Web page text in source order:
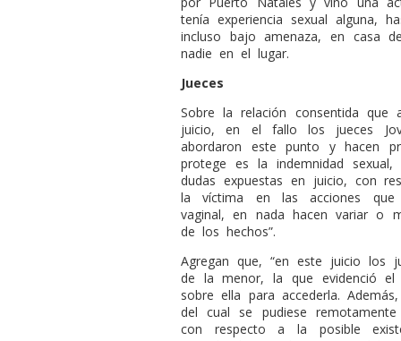
tenía experiencia sexual alguna,
incluso bajo amenaza, en casa
nadie en el lugar.
Jueces
Sobre la relación consentida
juicio, en el fallo los jueces
abordaron este punto y hacen
protege es la indemnidad
dudas expuestas en juicio, con
la víctima en las acciones que
vaginal, en nada hacen variar o
de los hechos”.
Agregan que, “en este juicio los
de la menor, la que evidenció el
sobre ella para accederla.
del cual se pudiese
con respecto a la posible